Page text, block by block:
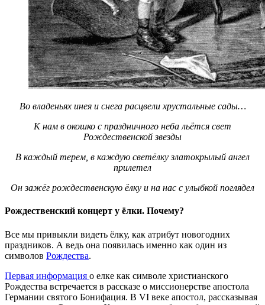
Во владеньях инея и снега расцвели хрустальные сады…
К нам в окошко с праздничного неба льётся свет
Рождественской звезды
В каждый терем, в каждую светёлку златокрылый ангел
прилетел
Он зажёг рождественскую ёлку и на нас с улыбкой поглядел
Рождественский концерт у ёлки. Почему?
Все мы привыкли видеть ёлку, как атрибут новогодних
праздников. А ведь она появилась именно как один из
символов Рождества.
Первая информация о елке как символе христианского
Рождества встречается в рассказе о миссионерстве апостола
Германии святого Бонифация. В VI веке апостол, рассказывая